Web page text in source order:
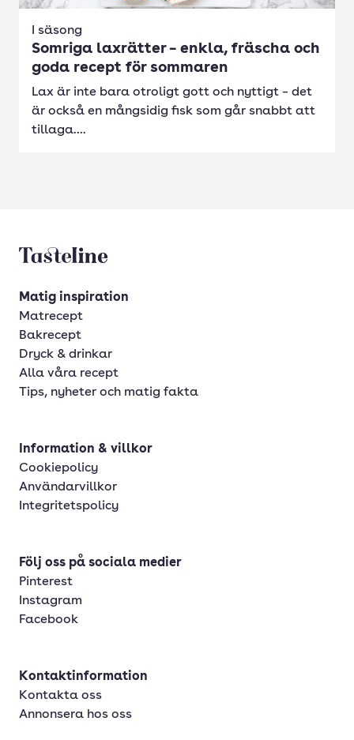
I säsong
Somriga laxrätter – enkla, fräscha och
goda recept för sommaren
Lax är inte bara otroligt gott och nyttigt – det
är också en mångsidig fisk som går snabbt att
tillaga....
Tasteline startsida
Matig inspiration
Matrecept
Bakrecept
Dryck & drinkar
Alla våra recept
Tips, nyheter och matig fakta
Information & villkor
Cookiepolicy
Användarvillkor
Integritetspolicy
Följ oss på sociala medier
Pinterest
Instagram
Facebook
Kontaktinformation
Kontakta oss
Annonsera hos oss